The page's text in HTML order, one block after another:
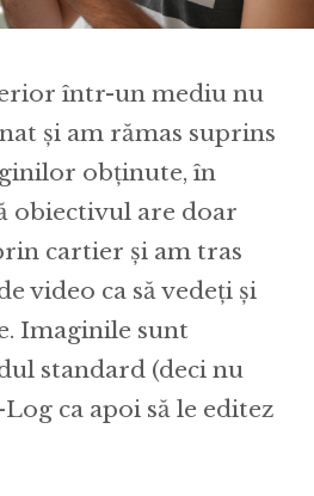
într-un mediu nu
și am rămas suprins
obținute, în
obiectivul are doar
cartier și am tras
video ca să vedeți și
Imaginile sunt
standard (deci nu
ca apoi să le editez